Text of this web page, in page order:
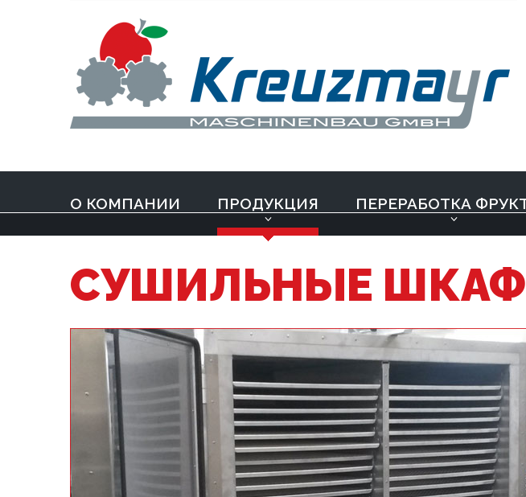
О КОМПАНИИ ПРОДУКЦИЯ ПЕРЕРАБОТКА
СУШИЛЬНЫЕ